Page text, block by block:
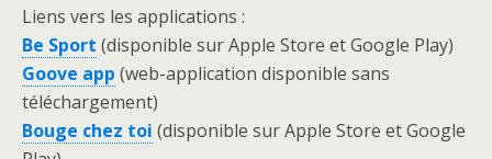
Liens vers les applications :
Be Sport (disponible sur Apple Store et Google Play)
Goove app (web-application disponible sans
téléchargement)
Bouge chez toi (disponible sur Apple Store et Google